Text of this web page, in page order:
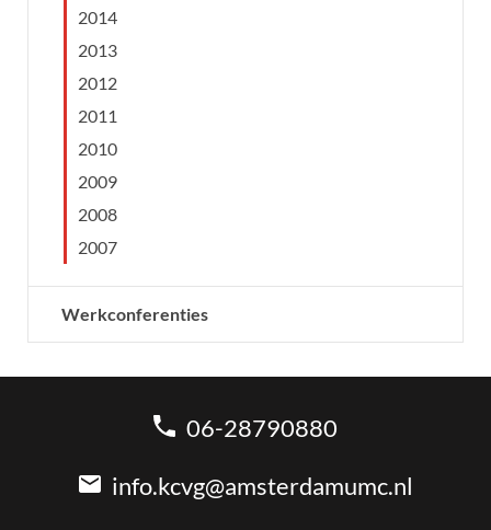
2014
2013
2012
2011
2010
2009
2008
2007
Werkconferenties
06-28790880
info.kcvg@amsterdamumc.nl